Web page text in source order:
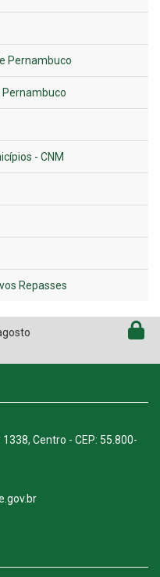
Pernambuco
Pernambuco
- CNM
Repasses
Centro - CEP: 55.800-